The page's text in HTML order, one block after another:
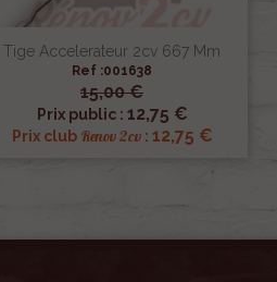
Tige Accelerateur 2cv 667 Mm
Ref :001638
15,00 €
Prix public : 12,75 €
Prix club Renov 2cv: 12,75 €
 Aperçu rapide